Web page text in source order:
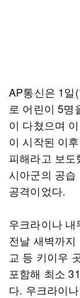
AP통신은 1일
로 어린이 5명
이 다쳤으며
이 시작된 이
피해라고 보
시아군의 공습
공격이었다.
우크라이나
전날 새벽까
교 등 키이우
포함해 최소
다. 우크라이